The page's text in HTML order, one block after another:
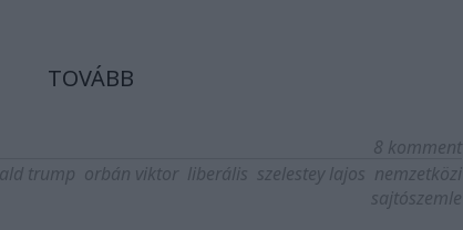
TOVÁBB
8 komment
trump orbán viktor liberális szelestey lajos nemzetközi
sajtószemle